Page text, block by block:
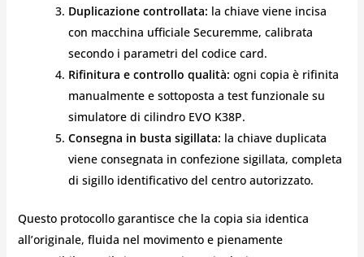
Duplicazione controllata: la chiave viene incisa
con macchina ufficiale Securemme, calibrata
secondo i parametri del codice card.
Rifinitura e controllo qualità: ogni copia è rifinita
manualmente e sottoposta a test funzionale su
simulatore di cilindro EVO K38P.
Consegna in busta sigillata: la chiave duplicata
viene consegnata in confezione sigillata, completa
di sigillo identificativo del centro autorizzato.
Questo protocollo garantisce che la copia sia identica
all’originale, fluida nel movimento e pienamente